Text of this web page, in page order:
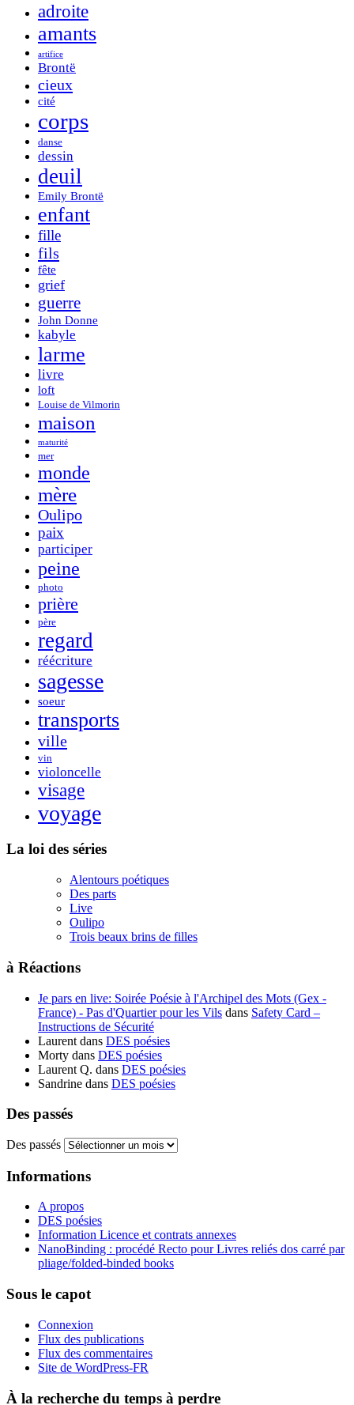
adroite
amants
artifice
Brontë
cieux
cité
corps
danse
dessin
deuil
Emily Brontë
enfant
fille
fils
fête
grief
guerre
John Donne
kabyle
larme
livre
loft
Louise de Vilmorin
maison
maturité
mer
monde
mère
Oulipo
paix
participer
peine
photo
prière
père
regard
réécriture
sagesse
soeur
transports
ville
vin
violoncelle
visage
voyage
La loi des séries
Alentours poétiques
Des parts
Live
Oulipo
Trois beaux brins de filles
à Réactions
Je pars en live: Soirée Poésie à l'Archipel des Mots (Gex -
France) - Pas d'Quartier pour les Vils dans Safety Card –
Instructions de Sécurité
Laurent dans DES poésies
Morty dans DES poésies
Laurent Q. dans DES poésies
Sandrine dans DES poésies
Des passés
Des passés
Informations
A propos
DES poésies
Information Licence et contrats annexes
NanoBinding : procédé Recto pour Livres reliés dos carré par
pliage/folded-binded books
Sous le capot
Connexion
Flux des publications
Flux des commentaires
Site de WordPress-FR
À la recherche du temps à perdre